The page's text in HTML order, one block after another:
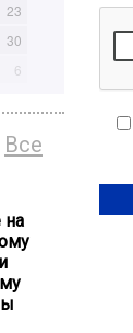
23
30
6
Все
на